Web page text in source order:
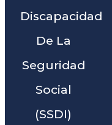
Discapacidad
De La
Seguridad
Social
(SSDI)